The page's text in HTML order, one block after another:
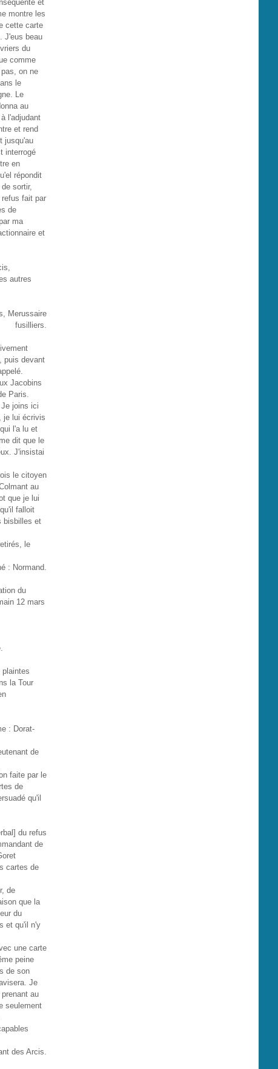
et
montre les
cette carte
J'eus beau
du
comme
on ne
le
Le
au
l'adjudant
et rend
jusqu'au
interrogé
en
répondit
sortir,
fait par
de
ma
et
autres
Merussaire
fusilliers.
puis devant
Jacobins
Paris.
joins ici
je lui écrivis
l'a lu et
dit que le
J'insistai
le citoyen
au
que je lui
falloit
bisbilles et
le
: Normand.
du
12 mars
plaintes
la Tour
: Dorat-
de
faite par le
de
qu'il
du refus
de
cartes de
de
que la
du
et qu'il n'y
une carte
peine
de son
Je
au
seulement
des Arcis.